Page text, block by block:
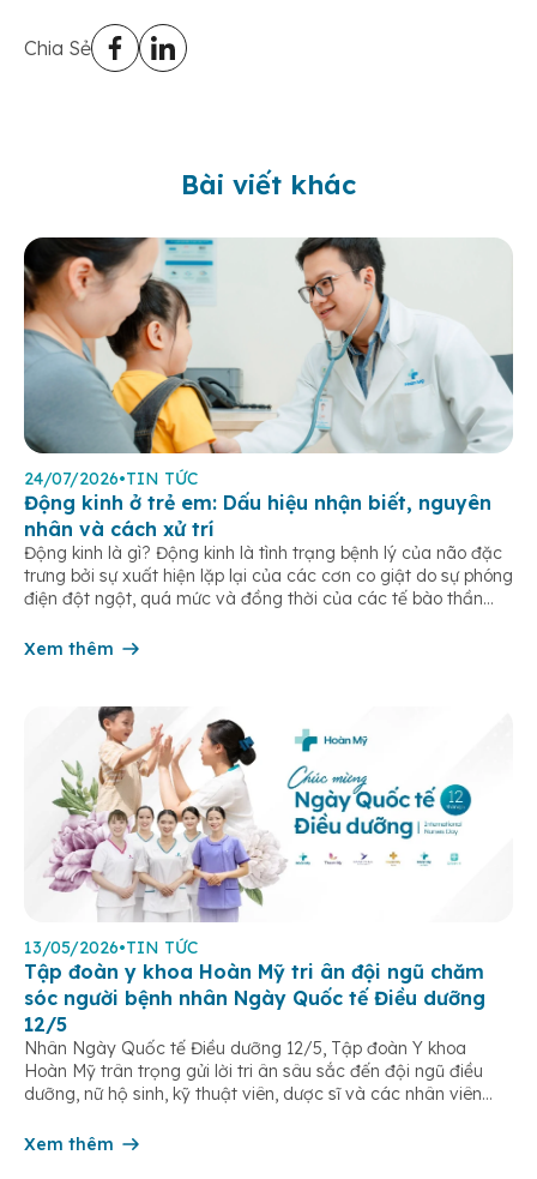
Chia Sẻ
Bài viết khác
24/07/2026•TIN TỨC
Động kinh ở trẻ em: Dấu hiệu nhận biết, nguyên
nhân và cách xử trí
Động kinh là gì? Động kinh là tình trạng bệnh lý của não đặc
trưng bởi sự xuất hiện lặp lại của các cơn co giật do sự phóng
điện đột ngột, quá mức và đồng thời của các tế bào thần
Xem thêm
13/05/2026•TIN TỨC
Tập đoàn y khoa Hoàn Mỹ tri ân đội ngũ chăm
sóc người bệnh nhân Ngày Quốc tế Điều dưỡng
12/5
Nhân Ngày Quốc tế Điều dưỡng 12/5, Tập đoàn Y khoa
Hoàn Mỹ trân trọng gửi lời tri ân sâu sắc đến đội ngũ điều
dưỡng, nữ hộ sinh, kỹ thuật viên, dược sĩ và các nhân viên
âm thầm đồng hành trên […]
Xem thêm